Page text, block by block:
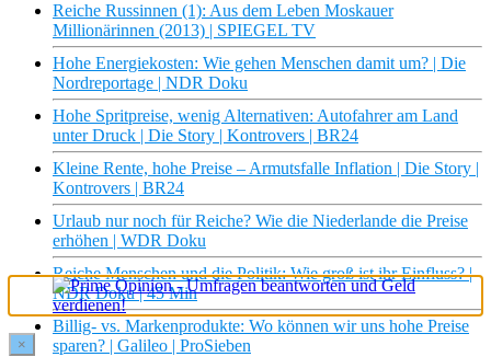
Reiche Russinnen (1): Aus dem Leben Moskauer
Millionärinnen (2013) | SPIEGEL TV
Hohe Energiekosten: Wie gehen Menschen damit um? | Die
Nordreportage | NDR Doku
Hohe Spritpreise, wenig Alternativen: Autofahrer am Land
unter Druck | Die Story | Kontrovers | BR24
Kleine Rente, hohe Preise – Armutsfalle Inflation | Die Story |
Kontrovers | BR24
Urlaub nur noch für Reiche? Wie die Niederlande die Preise
erhöhen | WDR Doku
Reiche Menschen und die Politik: Wie groß ist ihr Einfluss? |
NDR Doku | 45 Min
Billig- vs. Markenprodukte: Wo können wir uns hohe Preise
sparen? | Galileo | ProSieben
×